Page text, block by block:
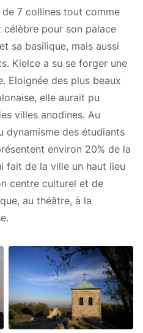
7 collines tout comme
célèbre pour son palace
sa basilique, mais aussi
Kielce a su se forger une
Eloignée des plus beaux
elle aurait pu
villes anodines. Au
dynamisme des étudiants
environ 20% de la
fait de la ville un haut lieu
centre culturel et de
au théâtre, à la